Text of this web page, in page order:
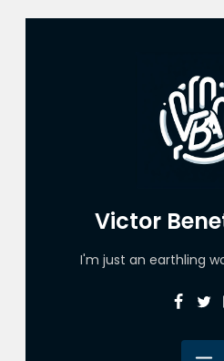
Victor
I'm just an earthling